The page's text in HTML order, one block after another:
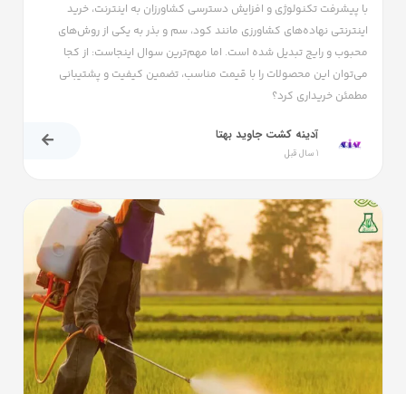
با پیشرفت تکنولوژی و افزایش دسترسی کشاورزان به اینترنت، خرید
اینترنتی نهاده‌های کشاورزی مانند کود، سم و بذر به یکی از روش‌های
محبوب و رایج تبدیل شده است. اما مهم‌ترین سوال اینجاست: از کجا
می‌توان این محصولات را با قیمت مناسب، تضمین کیفیت و پشتیبانی
مطمئن خریداری کرد؟
آدینه کشت جاوید بهتا
1 سال قبل